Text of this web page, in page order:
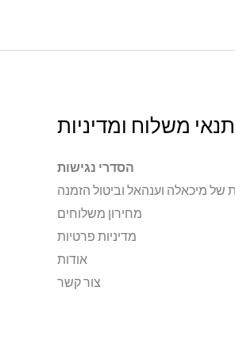
תנאי משלוח ומדיניות
הסדרי נגישות
של מיכאלה וענהאל וביטול הזמנה
מחירון משלוחים
מדיניות פרטיות
אודות
צור קשר